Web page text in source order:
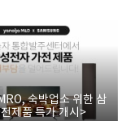
숙박업소 위한 삼
제품 특가 개시>